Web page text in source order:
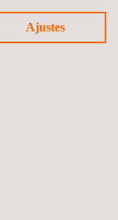
Ajustes